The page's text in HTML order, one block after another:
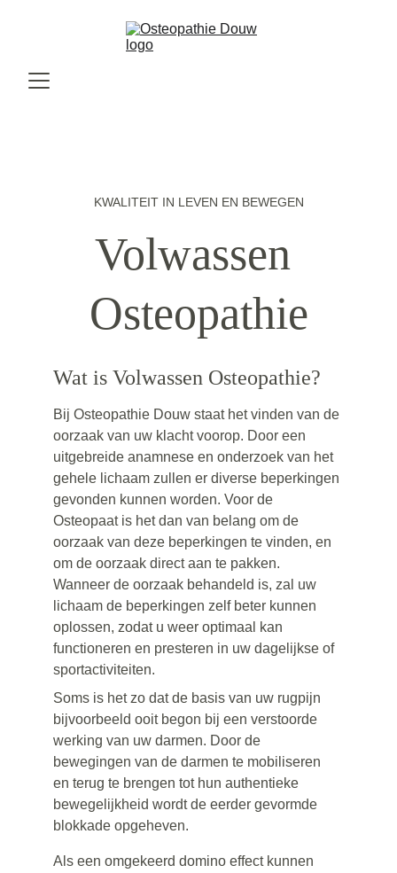
KWALITEIT IN LEVEN EN BEWEGEN
Volwassen
Osteopathie
Wat is Volwassen Osteopathie?
Bij Osteopathie Douw staat het vinden van de
oorzaak van uw klacht voorop. Door een
uitgebreide anamnese en onderzoek van het
gehele lichaam zullen er diverse beperkingen
gevonden kunnen worden. Voor de
Osteopaat is het dan van belang om de
oorzaak van deze beperkingen te vinden, en
om de oorzaak direct aan te pakken.
Wanneer de oorzaak behandeld is, zal uw
lichaam de beperkingen zelf beter kunnen
oplossen, zodat u weer optimaal kan
functioneren en presteren in uw dagelijkse of
sportactiviteiten.
Soms is het zo dat de basis van uw rugpijn
bijvoorbeeld ooit begon bij een verstoorde
werking van uw darmen. Door de
bewegingen van de darmen te mobiliseren
en terug te brengen tot hun authentieke
bewegelijkheid wordt de eerder gevormde
blokkade opgeheven.
Als een omgekeerd domino effect kunnen